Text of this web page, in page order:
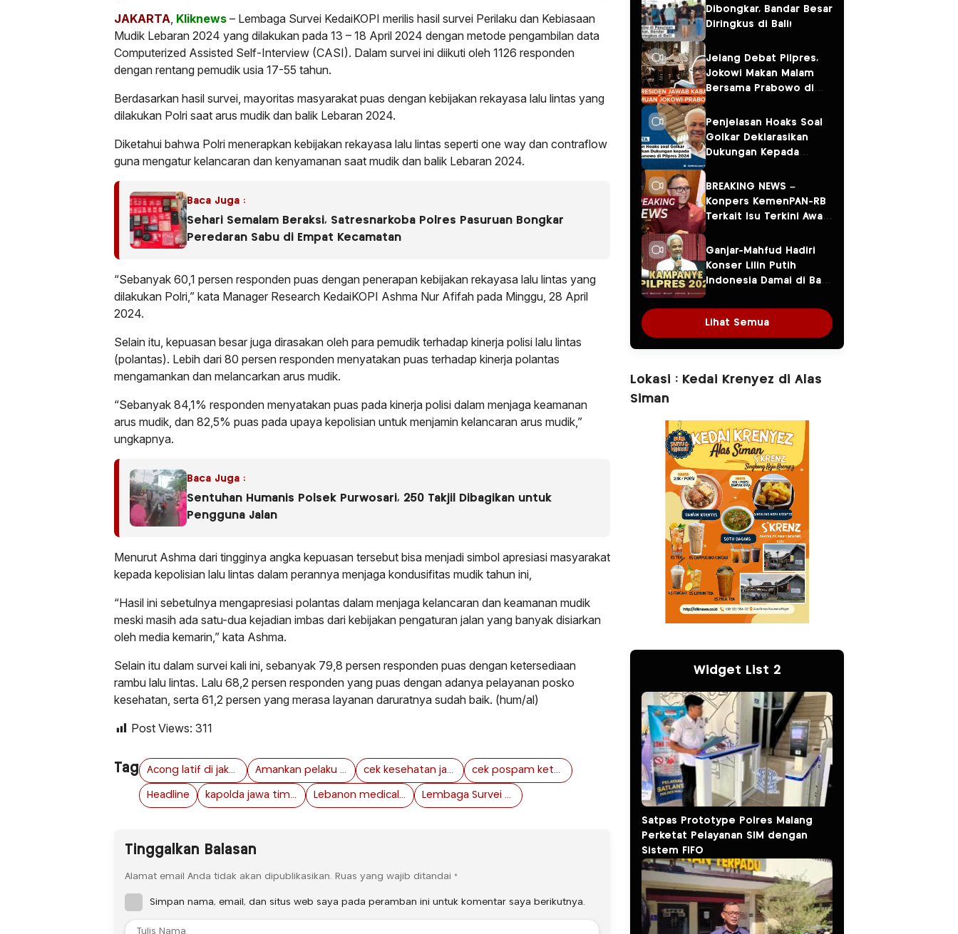
JAKARTA Kliknews – Lembaga Survei KedaiKOPI merilis hasil survei Perilaku dan Kebiasaan
Mudik Lebaran 2024 yang dilakukan pada 13 – 18 April 2024 dengan metode pengambilan data
Computerized Assisted Self-Interview (CASI). Dalam survei ini diikuti oleh 1126 responden
dengan rentang pemudik usia 17-55 tahun.
Berdasarkan hasil survei, mayoritas masyarakat puas dengan kebijakan rekayasa lalu lintas yang
dilakukan Polri saat arus mudik dan balik Lebaran 2024.
Diketahui bahwa Polri menerapkan kebijakan rekayasa lalu lintas seperti one way dan contraflow
guna mengatur kelancaran dan kenyamanan saat mudik dan balik Lebaran 2024.
Baca Juga :
Sehari Semalam Beraksi, Satresnarkoba Polres Pasuruan Bongkar
Peredaran Sabu di Empat Kecamatan
“Sebanyak 60,1 persen responden puas dengan penerapan kebijakan rekayasa lalu lintas yang
dilakukan Polri,” kata Manager Research KedaiKOPI Ashma Nur Afifah pada Minggu, 28 April
2024.
Selain itu, kepuasan besar juga dirasakan oleh para pemudik terhadap kinerja polisi lalu lintas
(polantas). Lebih dari 80 persen responden menyatakan puas terhadap kinerja polantas
mengamankan dan melancarkan arus mudik.
“Sebanyak 84,1% responden menyatakan puas pada kinerja polisi dalam menjaga keamanan
arus mudik, dan 82,5% puas pada upaya kepolisian untuk menjamin kelancaran arus mudik,”
ungkapnya.
Baca Juga :
Sentuhan Humanis Polsek Purwosari, 250 Takjil Dibagikan untuk
Pengguna Jalan
Menurut Ashma dari tingginya angka kepuasan tersebut bisa menjadi simbol apresiasi masyarakat
kepada kepolisian lalu lintas dalam perannya menjaga kondusifitas mudik tahun ini,
“Hasil ini sebetulnya mengapresiasi polantas dalam menjaga kelancaran dan keamanan mudik
meski masih ada satu-dua kejadian imbas dari kebijakan pengaturan jalan yang banyak disiarkan
oleh media kemarin,” kata Ashma.
Selain itu dalam survei kali ini, sebanyak 79,8 persen responden puas dengan ketersediaan
rambu lalu lintas. Lalu 68,2 persen responden yang puas dengan adanya pelayanan posko
kesehatan, serta 61,2 persen yang merasa layanan daruratnya sudah baik. (hum/al)
Post Views: 311
Tag Acong latif di jakarta Amankan pelaku kriminal saat lebaran cek kesehatan jawa timur cek pospam ketupat 2024
Headline kapolda jawa timur cek pospam ngawi Lebanon medical camp TNI Lembaga Survei KedaiKOPI arus balik
Tinggalkan Balasan
Alamat email Anda tidak akan dipublikasikan. Ruas yang wajib ditandai *
Simpan nama, email, dan situs web saya pada peramban ini untuk komentar saya berikutnya.
Dibongkar, Bandar Besar
Diringkus di Bali!
Jelang Debat Pilpres,
Jokowi Makan Malam
Bersama Prabowo di
Penjelasan Hoaks Soal
Golkar Deklarasikan
Dukungan Kepada
Pilpres 2024
BREAKING NEWS –
Konpers KemenPAN-RB
Terkait Isu Terkini Awal
Ganjar-Mahfud Hadiri
Konser Lilin Putih
Indonesia Damai di Balai
Lihat Semua
Lokasi : Kedai Krenyez di Alas
Siman
Widget List 2
Satpas Prototype Polres Malang
Perketat Pelayanan SIM dengan
Sistem FIFO